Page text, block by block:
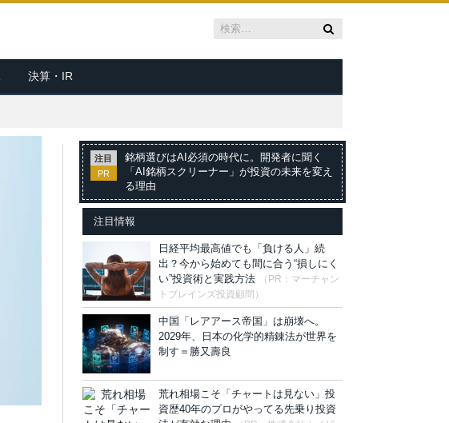
決算・IR
注目
PR
銘柄選びはAI必須の時代に。開発者に聞く
「AI銘柄スクリーナー」が投資の未来を変え
る理由
注目情報
日経平均最高値でも「負ける人」続
出？今から始めても間に合う“損しにく
い”投資術と実践方法
（PR：マーチャン
トブレインズ投資顧問）
中国「レアアース帝国」は崩壊へ。
2029年、日本の化学的精錬法が世界を
制す＝勝又壽良
荒れ相場こそ「チャートは見ない」投
資歴40年のプロがやってる先乗り投資